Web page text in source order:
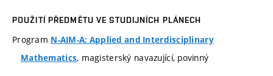
POUŽITÍ PŘEDMĚTU VE STUDIJNÍCH PLÁNECH
Program N-AIM-A: Applied and Interdisciplinary
Mathematics, magisterský navazující, povinný